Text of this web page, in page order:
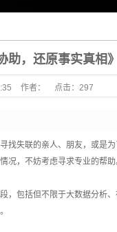
助，还原事实真相》
作者： 点击： 297
失联的亲人、朋友，或是
况，不妨考虑寻求专业的帮助
包括但不限于大数据分析